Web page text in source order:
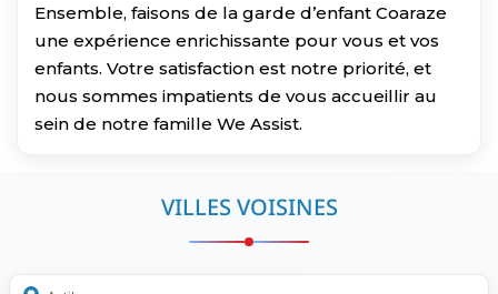
Ensemble, faisons de la garde d’enfant Coaraze
une expérience enrichissante pour vous et vos
enfants. Votre satisfaction est notre priorité, et
nous sommes impatients de vous accueillir au
sein de notre famille We Assist.
VILLES VOISINES